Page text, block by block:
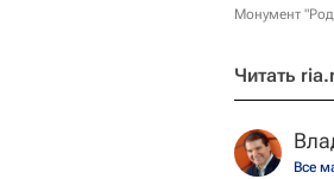
Монумент
Читать
Все